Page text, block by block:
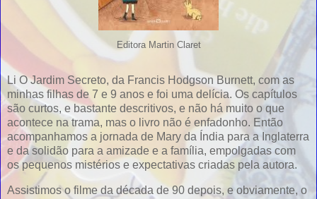
Editora Martin Claret
Li O Jardim Secreto, da Francis Hodgson Burnett, com as
minhas filhas de 7 e 9 anos e foi uma delícia. Os capítulos
são curtos, e bastante descritivos, e não há muito o que
acontece na trama, mas o livro não é enfadonho. Então
acompanhamos a jornada de Mary da Índia para a Inglaterra
e da solidão para a amizade e a família, empolgadas com
os pequenos mistérios e expectativas criadas pela autora.
Assistimos o filme da década de 90 depois, e obviamente, o